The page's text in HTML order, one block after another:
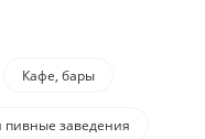
Кафе, бары
пивные заведения